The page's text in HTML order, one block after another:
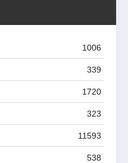
1006
339
1720
323
11593
538